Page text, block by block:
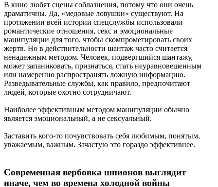
В кино любят сцены соблазнения, потому что они очень
драматичны. Да, «медовые ловушки» существуют. На
протяжении всей истории спецслужбы использовали
романтические отношения, секс и эмоциональные
манипуляции для того, чтобы скомпрометировать своих
жертв. Но в действительности шантаж часто считается
ненадежным методом. Человек, подвергшийся шантажу,
может запаниковать, признаться, стать неуравновешенным
или намеренно распространять ложную информацию.
Разведывательные службы, как правило, предпочитают
людей, которые охотно сотрудничают.
Наиболее эффективным методом манипуляции обычно
является эмоциональный, а не сексуальный.
Заставить кого-то почувствовать себя любимым, понятым,
уважаемым, важным. Зачастую это гораздо эффективнее.
Современная вербовка шпионов выглядит
иначе, чем во времена холодной войны